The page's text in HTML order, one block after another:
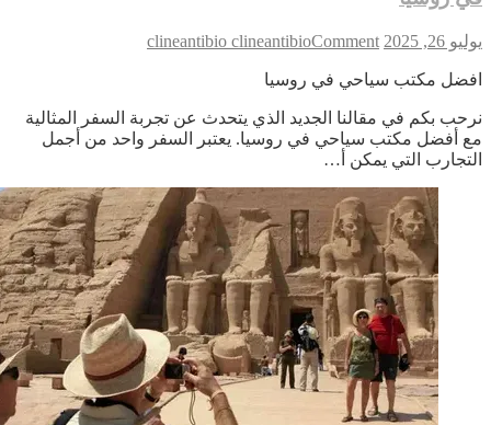
26, 2025
clineantibio clineantibioComment
on
المثالية
مع
مكتب
سياحي
في
روسيا
مكتب سياحي في روسيا
بكم في مقالنا الجديد الذي يتحدث عن تجربة السفر المثالية
أفضل مكتب سياحي في روسيا. يعتبر السفر واحد من أجمل
التي يمكن أ…